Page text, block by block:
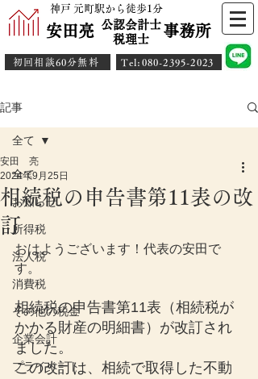
神戸 元町駅から徒歩1分
安田亮 事務所
公認会計士
​税理士
初回相談60分無料 ​Tel:080-2395-2023
記事
全て
お知らせ
所得税
法人税
消費税
その他の税金
企業会計
プライベート
全て
相続税の申告書第11表の改
訂
安田 亮
2024年9月25日
おはようございます！代表の安田で
す。
相続税の申告書第11表（相続税が
かかる財産の明細書）が改訂され
ました。
この改訂は、相続で取得した不動